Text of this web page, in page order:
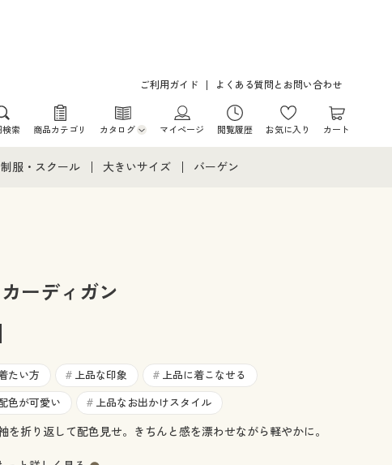
ご利用ガイド よくある質問とお問い合わせ
検索 商品カテゴリ カタログ
カタログ・チラシからのご注文
マイページ 閲覧履歴 お気に入り カート
制服・スクール
ジュニア・ティーンズ下着
大きいサイズ
大きいサイズ レディース下着
大きいサイズ 事務・制服
バーゲン
ーディガン
たい方 # 上品な印象 # 上品に着こなせる
色が可愛い # 上品なお出かけスタイル
を折り返して配色見せ。きちんと感を漂わせながら軽やかに。